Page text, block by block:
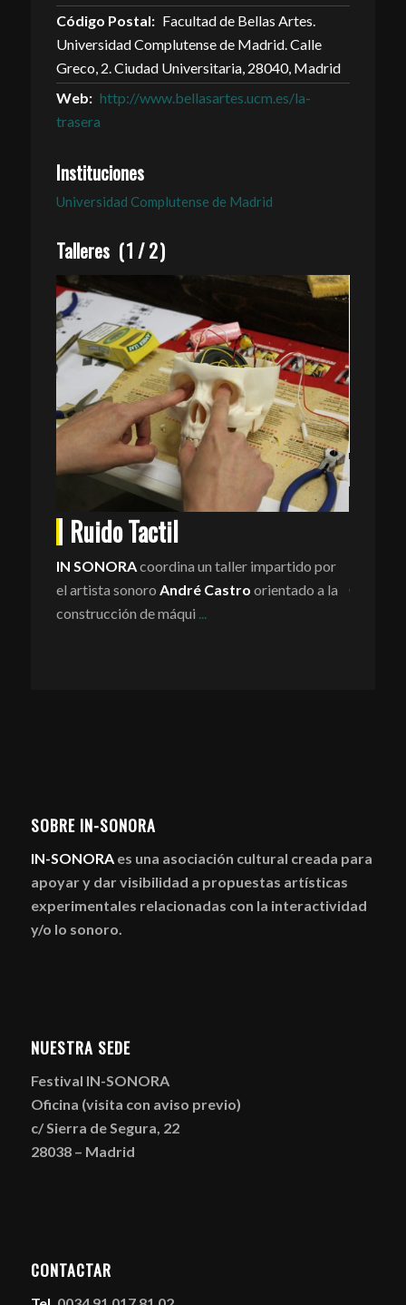
Código Postal: Facultad de Bellas Artes.
Universidad Complutense de Madrid. Calle
Greco, 2. Ciudad Universitaria, 28040, Madrid
Web: http://www.bellasartes.ucm.es/la-
trasera
Instituciones
Universidad Complutense de Madrid
Talleres (2 /2)
Tactil
coordina un taller impartido por
sonoroAndré Castroorientado a la
de máqui...
Puré Analógico
Pura analogía, sin
Curso de...
SOBRE IN-SONORA
IN-SONORAes una asociación cultural creada para
apoyar y dar visibilidad a propuestas artísticas
experimentales relacionadas con la interactividad
y/o lo sonoro.
NUESTRA SEDE
Festival IN-SONORA
Oficina (visita con aviso previo)
c/ Sierra de Segura, 22
28038 – Madrid
CONTACTAR